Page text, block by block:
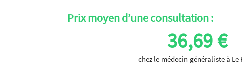
Prix moyen d’une consultation :
36,69 €
chez le médecin généraliste à Le